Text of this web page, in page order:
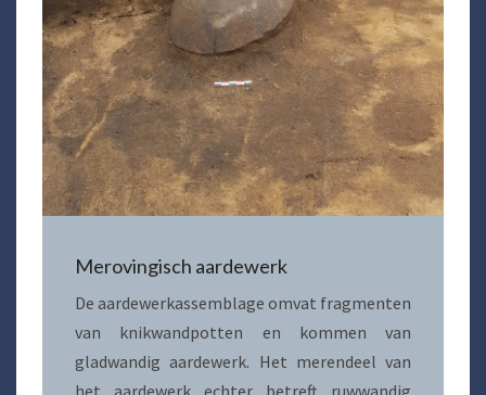
Merovingisch aardewerk
De aardewerkassemblage omvat fragmenten
van knikwandpotten en kommen van
gladwandig aardewerk. Het merendeel van